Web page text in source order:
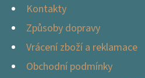
Kontakty
Způsoby dopravy
Vrácení zboží a reklamace
Obchodní podmínky